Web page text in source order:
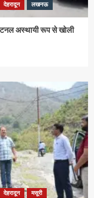
देहरादून लखनऊ
टनल अस्थायी रूप से खोली
देहरादून मसूरी